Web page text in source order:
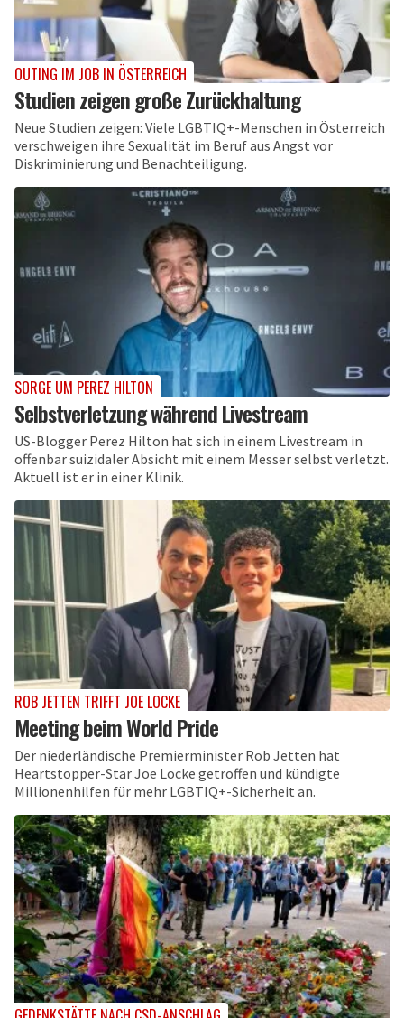
OUTING IM JOB IN ÖSTERREICH
Studien zeigen große Zurückhaltung
Neue Studien zeigen: Viele LGBTIQ+-Menschen in Österreich
verschweigen ihre Sexualität im Beruf aus Angst vor
Diskriminierung und Benachteiligung.
SORGE UM PEREZ HILTON
Selbstverletzung während Livestream
US-Blogger Perez Hilton hat sich in einem Livestream in
offenbar suizidaler Absicht mit einem Messer selbst verletzt.
Aktuell ist er in einer Klinik.
ROB JETTEN TRIFFT JOE LOCKE
Meeting beim World Pride
Der niederländische Premierminister Rob Jetten hat
Heartstopper-Star Joe Locke getroffen und kündigte
Millionenhilfen für mehr LGBTIQ+-Sicherheit an.